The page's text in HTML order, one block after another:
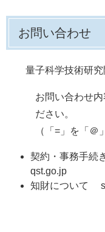
お問い合わせ
量子科学技術研究
お問い合わせ
ださい。
（「=」を「＠
契約・事務手
qst.go.jp
知財について